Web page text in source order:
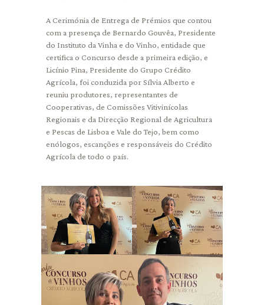
A Cerimónia de Entrega de Prémios que contou
com a presença de Bernardo Gouvêa, Presidente
do Instituto da Vinha e do Vinho, entidade que
certifica o Concurso desde a primeira edição, e
Licínio Pina, Presidente do Grupo Crédito
Agrícola, foi conduzida por Sílvia Alberto e
reuniu produtores, representantes de
Cooperativas, de Comissões Vitivinícolas
Regionais e da Direcção Regional de Agricultura
e Pescas de Lisboa e Vale do Tejo, bem como
enólogos, escanções e responsáveis do Crédito
Agrícola de todo o país.